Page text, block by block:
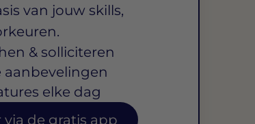
van jouw skills,
& solliciteren
aanbevelingen
elke dag
via de gratis app